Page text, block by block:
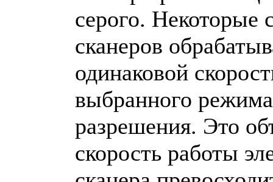
серого. Некоторые
сканеров
одинаковой
выбранного
разрешения. Это
скорость работы